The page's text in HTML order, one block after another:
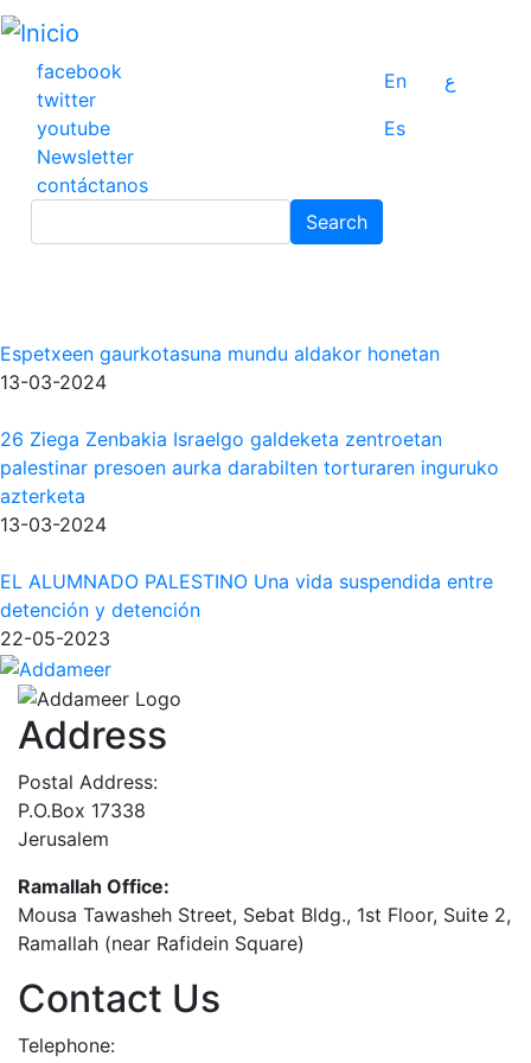
Pasar
contenido
principal
facebook
twitter
youtube
Newsletter
contáctanos
En
ع
Es
Search
Espetxeen gaurkotasuna mundu aldakor honetan
13-03-2024
26 Ziega Zenbakia Israelgo galdeketa zentroetan
palestinar presoen aurka darabilten torturaren inguruko
azterketa
13-03-2024
EL ALUMNADO PALESTINO Una vida suspendida entre
detención y detención
22-05-2023
Address
Postal Address:
P.O.Box 17338
Jerusalem
Ramallah Office:
Mousa Tawasheh Street, Sebat Bldg., 1st Floor, Suite 2,
Ramallah (near Rafidein Square)
Contact Us
Telephone: